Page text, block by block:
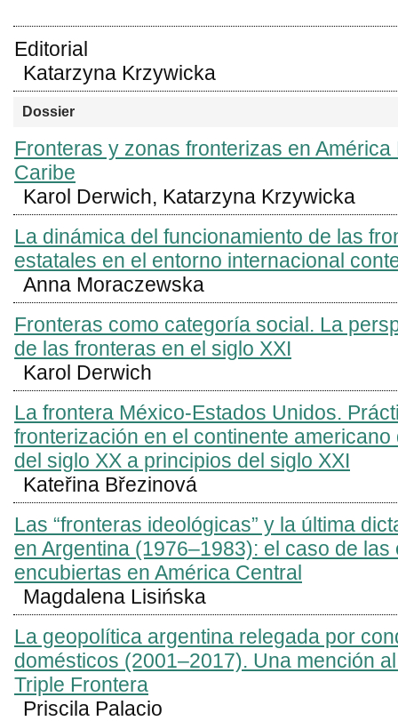
Editorial
Katarzyna Krzywicka
Dossier
Fronteras y zonas fronterizas en América
Caribe
Karol Derwich, Katarzyna Krzywicka
La dinámica del funcionamiento de las
estatales en el entorno internacional
Anna Moraczewska
Fronteras como categoría social. La
de las fronteras en el siglo XXI
Karol Derwich
La frontera México-Estados Unidos.
fronterización en el continente americano
del siglo XX a principios del siglo XXI
Kateřina Březinová
Las “fronteras ideológicas” y la última
en Argentina (1976–1983): el caso de las
encubiertas en América Central
Magdalena Lisińska
La geopolítica argentina relegada por
domésticos (2001–2017). Una mención
Triple Frontera
Priscila Palacio